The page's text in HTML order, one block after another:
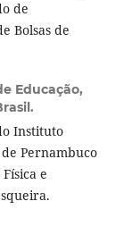
de
Bolsas de
Educação,
Instituto
Pernambuco
e